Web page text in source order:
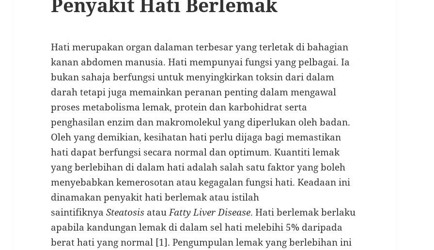
Hati merupakan organ dalaman terbesar yang terletak di bahagian
kanan abdomen manusia. Hati mempunyai fungsi yang pelbagai. Ia
bukan sahaja berfungsi untuk menyingkirkan toksin dari dalam
darah tetapi juga memainkan peranan penting dalam mengawal
proses metabolisma lemak, protein dan karbohidrat serta
penghasilan enzim dan makromolekul yang diperlukan oleh badan.
Oleh yang demikian, kesihatan hati perlu dijaga bagi memastikan
hati dapat berfungsi secara normal dan optimum. Kuantiti lemak
yang berlebihan di dalam hati adalah salah satu faktor yang boleh
menyebabkan kemerosotan atau kegagalan fungsi hati. Keadaan ini
dinamakan penyakit hati berlemak atau istilah
saintifiknyaSteatosis atauFatty Liver Disease. Hati berlemak berlaku
apabila kandungan lemak di dalam sel hati melebihi 5% daripada
berat hati yang normal [1]. Pengumpulan lemak yang berlebihan ini